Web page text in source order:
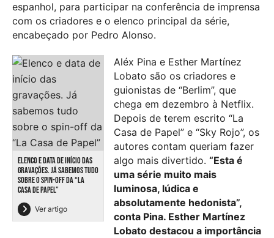
espanhol, para participar na conferência de imprensa
com os criadores e o elenco principal da série,
encabeçado por Pedro Alonso.
ELENCO E DATA DE INÍCIO DAS
GRAVAÇÕES. JÁ SABEMOS TUDO
SOBRE O SPIN-OFF DA “LA
CASA DE PAPEL”
Ver artigo
Aléx Pina e Esther Martínez
Lobato são os criadores e
guionistas de “Berlim”, que
chega em dezembro à Netflix.
Depois de terem escrito “La
Casa de Papel” e “Sky Rojo”, os
autores contam queriam fazer
algo mais divertido. “Esta é
uma série muito mais
luminosa, lúdica e
absolutamente hedonista”,
conta Pina. Esther Martínez
Lobato destacou a importância